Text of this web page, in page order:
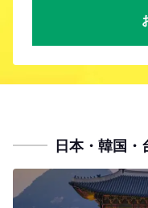
日本・韓国・